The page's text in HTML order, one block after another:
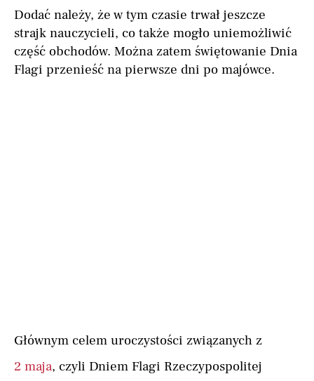
Dodać należy, że w tym czasie trwał jeszcze
strajk nauczycieli, co także mogło uniemożliwić
część obchodów. Można zatem świętowanie Dnia
Flagi przenieść na pierwsze dni po majówce.
Głównym celem uroczystości związanych z
2 maja, czyli Dniem Flagi Rzeczypospolitej